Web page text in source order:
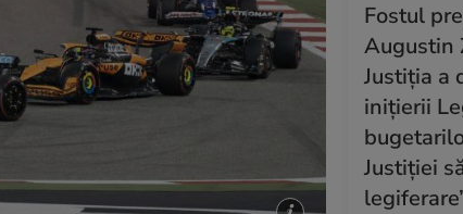
Fostul
Augustin
Justiția a
inițierii
Justiției